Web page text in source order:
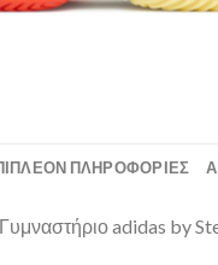
ΠΛΗΡΟΦΟΡΊΕΣ
adidas by